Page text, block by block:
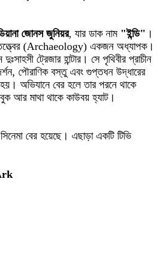
জোনস জুনিয়র, যার ডাক নাম "ইন্ডি" ।
(Archaeology) একজন অধ্যাপক।
ট্রেজার হান্টার। সে পৃথিবীর প্রাচীন
পৌরাণিক বস্তু এবং গুপ্তধন উদ্ধারের
অভিযানে বের হলে তার পরনে থাকে
আর মাথা থাকে কাউবয় হ্যাট।
বের হয়েছে। এছাড়া একটি টিভি